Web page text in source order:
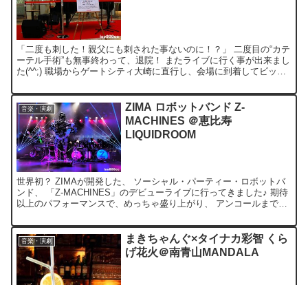
「二度も刺した！親父にも刺された事ないのに！？」 二度目の“カテ
ーテル手術”も無事終わって、退院！ またライブに行く事が出来まし
た(^^;) 職場からゲートシティ大崎に直行し、会場に到着してビック
音楽・演劇
ZIMA ロボットバンド Z-
MACHINES ＠恵比寿
LIQUIDROOM
世界初？ ZIMAが開発した、 ソーシャル・パーティー・ロボットバ
ンド、 「Z-MACHINES」のデビューライブに行ってきました♪ 期待
以上のパフォーマンスで、めっちゃ盛り上がり、 アンコールまで飛
音楽・演劇
まきちゃんぐ×タイナカ彩智 くら
げ花火＠南青山MANDALA